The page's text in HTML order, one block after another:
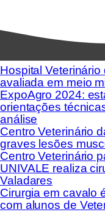
Hospital
avaliada em meio
ExpoAgro 2024:
orientações
análise
Centro Veterinário
graves lesões
Centro Veterinário
UNIVALE realiza
Valadares
Cirurgia em cavalo
com alunos de